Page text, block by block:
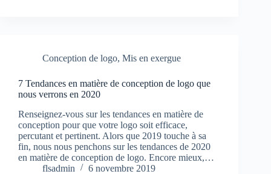
Conception de logo, Mis en exergue
7 Tendances en matière de conception de logo que
nous verrons en 2020
Renseignez-vous sur les tendances en matière de
conception pour que votre logo soit efficace,
percutant et pertinent. Alors que 2019 touche à sa
fin, nous nous penchons sur les tendances de 2020
en matière de conception de logo. Encore mieux,…
flsadmin
6 novembre 2019